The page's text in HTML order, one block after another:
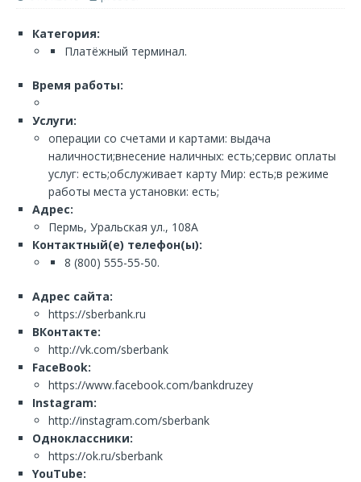
Категория:
Платёжный терминал.
Время работы:
Услуги:
операции со счетами и картами: выдача
наличности;внесение наличных: есть;сервис оплаты
услуг: есть;обслуживает карту Мир: есть;в режиме
работы места установки: есть;
Адрес:
Пермь, Уральская ул., 108А
Контактный(е) телефон(ы):
8 (800) 555-55-50.
Адрес сайта:
https://sberbank.ru
ВКонтакте:
http://vk.com/sberbank
FaceBook:
https://www.facebook.com/bankdruzey
Instagram:
http://instagram.com/sberbank
Одноклассники:
https://ok.ru/sberbank
YouTube: